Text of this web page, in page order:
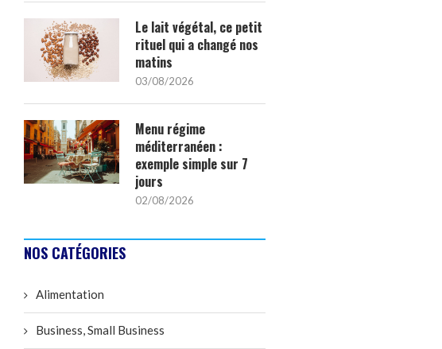
Le lait végétal, ce petit
rituel qui a changé nos
matins
03/08/2026
Menu régime
méditerranéen :
exemple simple sur 7
jours
02/08/2026
NOS CATÉGORIES
Alimentation
Business, Small Business